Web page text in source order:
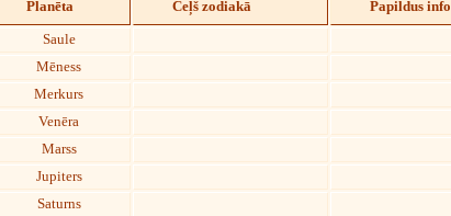
Planēta Ceļš zodiakā Papildus info
Saule
Mēness
Merkurs
Venēra
Marss
Jupiters
Saturns